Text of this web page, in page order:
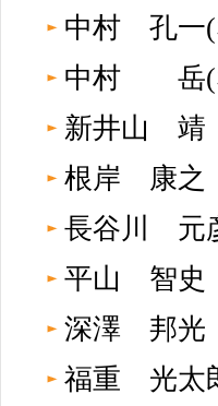
中村 孔
中村 岳(
新井山
根岸 康
長谷川
平山 智
深澤 邦光
福重 光太